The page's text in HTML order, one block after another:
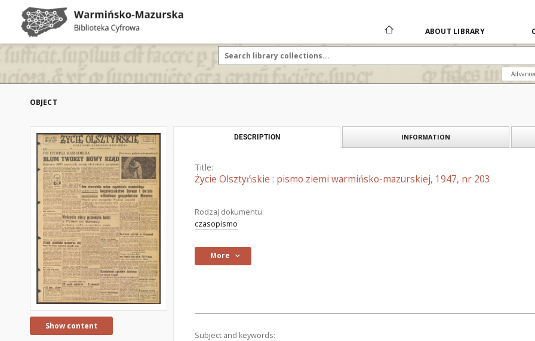
ABOUT LIBRARY
OBJECT
Show content
DESCRIPTION INFORMATION
Title:
Życie Olsztyńskie : pismo ziemi warmińsko-mazurskiej, 1947, nr 203
Rodzaj dokumentu:
czasopismo
More
Subject and keywords: